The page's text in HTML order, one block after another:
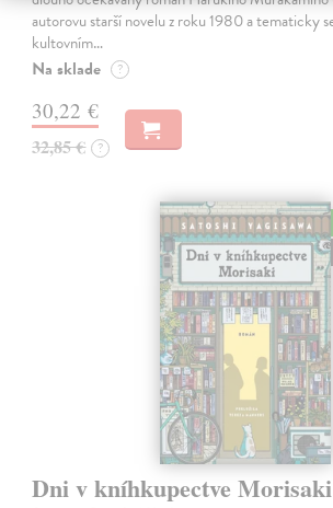
autorovu starší novelu z roku 1980 a tematicky
kultovním…
Na sklade ?
30,22 €
32,85 € ?
Dni v kníhkupectve Morisaki